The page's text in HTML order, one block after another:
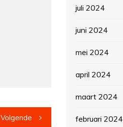
Volgende
juli 2024
juni 2024
mei 2024
april 2024
maart 2024
februari 2024